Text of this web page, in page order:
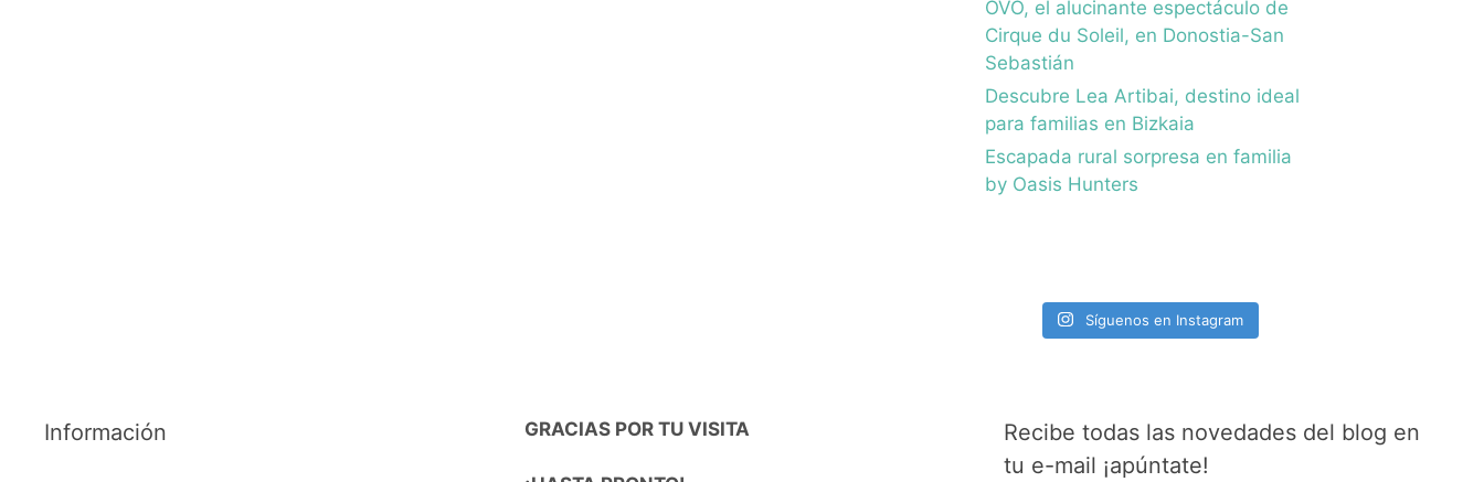
OVO, el alucinante espectáculo de
Cirque du Soleil, en Donostia-San
Sebastián
Descubre Lea Artibai, destino ideal
para familias en Bizkaia
Escapada rural sorpresa en familia
by Oasis Hunters
Síguenos en Instagram
Información GRACIAS POR TU VISITA
Recibe todas las novedades del blog en
tu e-mail ¡apúntate!